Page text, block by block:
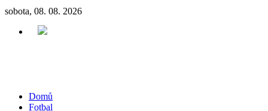
sobota, 08. 08. 2026
Domů
Fotbal